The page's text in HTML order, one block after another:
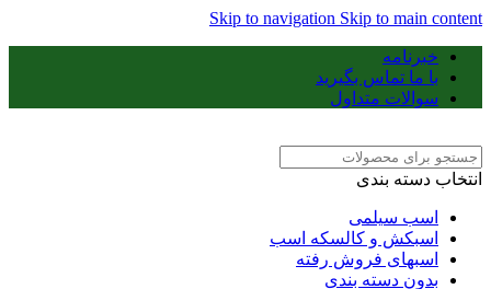
Skip to navigation Skip to main content
خبرنامه
با ما تماس بگیرید
سوالات متداول
انتخاب دسته بندی
اسب سیلمی
اسبکش و کالسکه اسب
اسبهای فروش رفته
بدون دسته بندی